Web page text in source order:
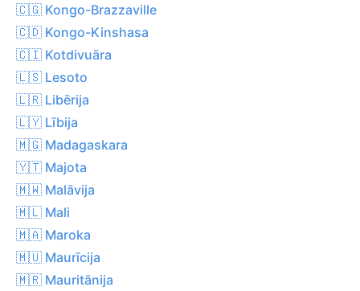
🇨🇬 Kongo-Brazzaville
🇨🇩 Kongo-Kinshasa
🇨🇮 Kotdivuāra
🇱🇸 Lesoto
🇱🇷 Libērija
🇱🇾 Lībija
🇲🇬 Madagaskara
🇾🇹 Majota
🇲🇼 Malāvija
🇲🇱 Mali
🇲🇦 Maroka
🇲🇺 Maurīcija
🇲🇷 Mauritānija